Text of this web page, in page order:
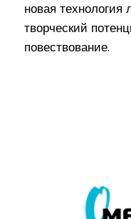
новая технология
творческий
повествование.